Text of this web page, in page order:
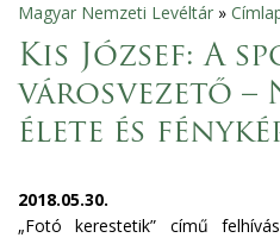
Jelenlegi
hely
Magyar Nemzeti Levéltár »
Kis József: A
városvezető –
élete és
2018.05.30.
„Fotó kerestetik” című